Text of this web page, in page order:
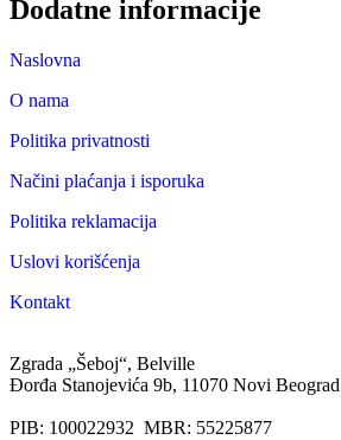
Dodatne informacije
Naslovna
O nama
Politika privatnosti
Načini plaćanja i isporuka
Politika reklamacija
Uslovi korišćenja
Kontakt
Zgrada „Šeboj“, Belville
Đorđa Stanojevića 9b, 11070 Novi Beograd
PIB: 100022932 MBR: 55225877